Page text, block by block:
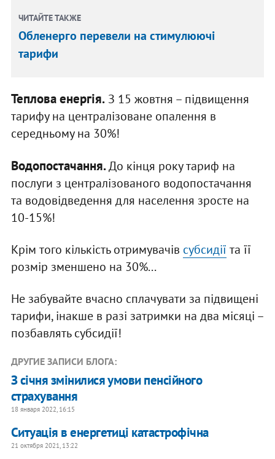
ЧИТАЙТЕ ТАКЖЕ
Обленерго перевели на стимулюючі
тарифи
Теплова енергія.З 15 жовтня – підвищення
тарифу на централізоване опалення в
середньому на 30%!
Водопостачання.До кінця року тариф на
послуги з централізованого водопостачання
та водовідведення для населення зросте на
10-15%!
Крім того кількість отримувачів субсидії та її
розмір зменшено на 30%...
Не забувайте вчасно сплачувати за підвищені
тарифи, інакше в разі затримки на два місяці –
позбавлять субсидії!
ДРУГИЕ ЗАПИСИ БЛОГА:
З січня змінилися умови пенсійного
страхування
18 января 2022, 16:15
Ситуація в енергетиці катастрофічна
21 октября 2021, 13:22